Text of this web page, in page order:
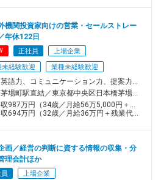
始
任せしています。
後にお近くのほかのお客様を訪ねた
のやり取りを中心にしたりと、裁量
けます。
な資産形成に見合わないものは取り
になるものだけをご提案する姿勢を
機関投資家向けの営業・セールストレー
年休122日
正社員
上場企業
未経験歓迎
業種未経験歓迎
【英語力、コミュニケーション力、提案力を活かせる！】国内外機関投資家に日本の中小型株を提案します。
【茅場町駅直結／東京都中央区日本橋茅場町】本社／東京都中央区日本橋茅場町1-5-8 東京証券会館5階＜アクセス＞東京メトロ日比谷線・東西線「茅場町駅」8番出口直結東京メトロ銀座線・東西線、都営地下鉄浅草線「日本橋駅」徒歩5分
年収987万円（34歳／月給56万5,000円＋賞与）
694万円（32歳／月給36万円＋残業代＋賞与）
画／経営の判断に資する情報の収集・分
理会計ほか
上場企業